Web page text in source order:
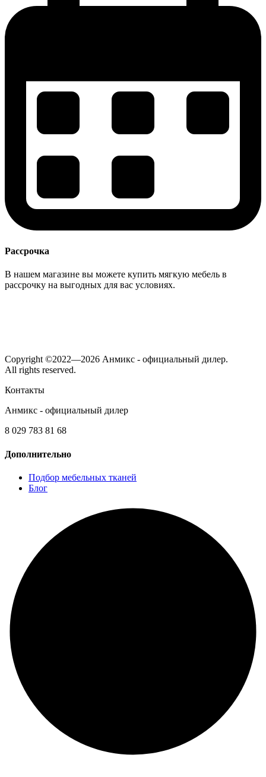
Рассрочка
В нашем магазине вы можете купить мягкую мебель в
рассрочку на выгодных для вас условиях.
Copyright ©2022—2026 Анмикс - официальный дилер.
All rights reserved.
Контакты
Анмикс - официальный дилер
8 029 783 81 68
Дополнительно
Подбор мебельных тканей
Блог